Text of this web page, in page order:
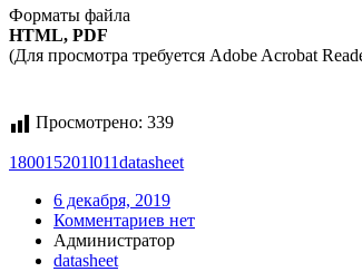
Форматы файла
HTML, PDF
(Для просмотра требуется Adobe Acrobat
Просмотрено: 339
180015201l011datasheet
6 декабря, 2019
Комментариев нет
Администратор
datasheet